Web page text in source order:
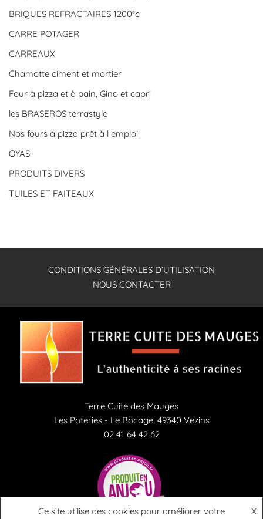
BRIQUES REFRACTAIRES 1200°c
CARRE POTAGER
CARREAUX
Chamotte ciment et mortier
Four à pizza et à pain, Gino et capri
les BRASEROS terrastyle
Nos fours à pizza prêt à l emploi
OYAS
PRODUITS DIVERS
TUILES ET FAITEAUX
CONDITIONS GÉNÉRALES D’UTILISATION
NOUS CONTACTER
Terre Cuite des Mauges
Les Poteries - Le Bocage, 49340 Vezins
02 41 64 42 62
Ce site utilise des cookies pour améliorer votre X